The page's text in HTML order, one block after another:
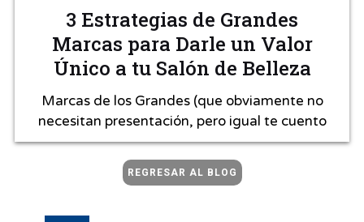
3 Estrategias de Grandes
Marcas para Darle un Valor
Único a tu Salón de Belleza
Marcas de los Grandes (que obviamente no
necesitan presentación, pero igual te cuento
REGRESAR AL BLOG